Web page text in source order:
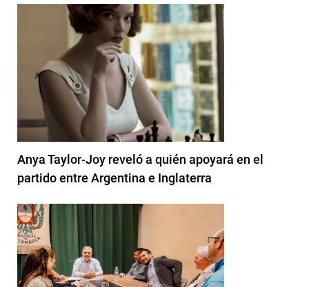
Anya Taylor-Joy reveló a quién apoyará en el
partido entre Argentina e Inglaterra